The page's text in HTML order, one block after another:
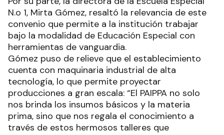
N.o 1, Mirta Gómez, resaltó la relevancia de este
convenio que permite a la institución trabajar
bajo la modalidad de Educación Especial con
herramientas de vanguardia.
Gómez puso de relieve que el establecimiento
cuenta con maquinaria industrial de alta
tecnología, lo que permite proyectar
producciones a gran escala: “El PAIPPA no solo
nos brinda los insumos básicos y la materia
prima, sino que nos regala el conocimiento a
través de estos hermosos talleres que